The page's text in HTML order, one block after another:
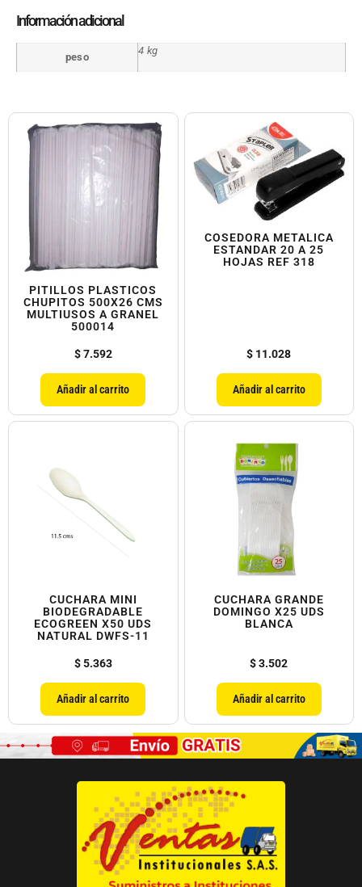
Información adicional
peso
4 kg
PITILLOS PLASTICOS
CHUPITOS 500X26 CMS
MULTIUSOS A GRANEL
500014
$7.592
Añadir al carrito
COSEDORA METALICA
ESTANDAR 20 A 25
HOJAS REF 318
$ 11.028
Añadir al carrito
CUCHARA MINI
BIODEGRADABLE
ECOGREEN X50 UDS
NATURAL DWFS-11
$5.363
Añadir al carrito
CUCHARA GRANDE
DOMINGO X25 UDS
BLANCA
$3.502
Añadir al carrito